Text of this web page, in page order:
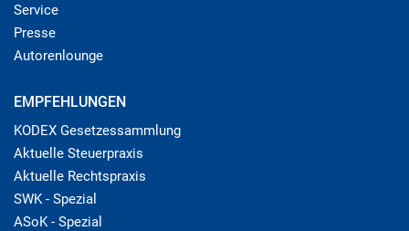
Service
Presse
Autorenlounge
EMPFEHLUNGEN
KODEX Gesetzessammlung
Aktuelle Steuerpraxis
Aktuelle Rechtspraxis
SWK - Spezial
ASoK - Spezial